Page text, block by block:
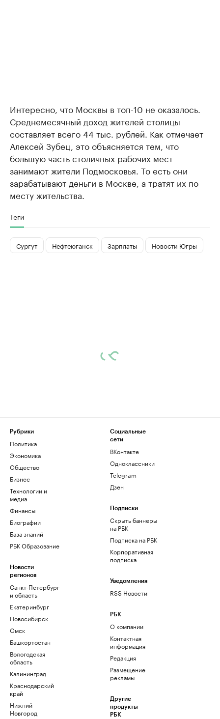
Интересно, что Москвы в топ-10 не оказалось.
Среднемесячный доход жителей столицы
составляет всего 44 тыс. рублей. Как отмечает
Алексей Зубец, это объясняется тем, что
большую часть столичных рабочих мест
занимают жители Подмосковья. То есть они
зарабатывают деньги в Москве, а тратят их по
месту жительства.
Теги
Сургут Нефтеюганск Зарплаты Новости Югры
Рубрики
Политика
Экономика
Общество
Бизнес
Технологии и
медиа
Финансы
Биографии
База знаний
РБК Образование
Новости
регионов
Санкт-Петербург
и область
Екатеринбург
Новосибирск
Омск
Башкортостан
Вологодская
область
Калининград
Краснодарский
край
Нижний
Новгород
Социальные
сети
ВКонтакте
Одноклассники
Telegram
Дзен
Подписки
Скрыть баннеры
на РБК
Подписка на РБК
Корпоративная
подписка
Уведомления
RSS Новости
РБК
О компании
Контактная
информация
Редакция
Размещение
рекламы
Другие
продукты
РБК